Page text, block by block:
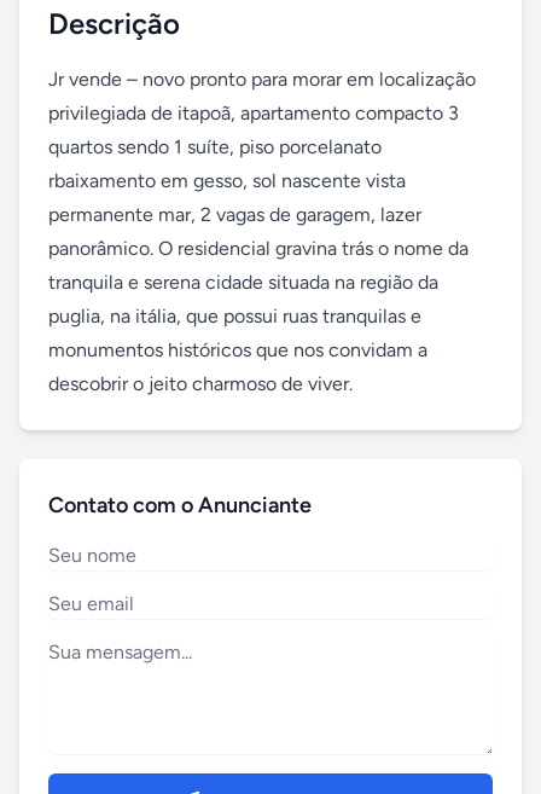
Descrição
Jr vende – novo pronto para morar em localização
privilegiada de itapoã, apartamento compacto 3
quartos sendo 1 suíte, piso porcelanato
rbaixamento em gesso, sol nascente vista
permanente mar, 2 vagas de garagem, lazer
panorâmico. O residencial gravina trás o nome da
tranquila e serena cidade situada na região da
puglia, na itália, que possui ruas tranquilas e
monumentos históricos que nos convidam a
descobrir o jeito charmoso de viver.
Contato com o Anunciante